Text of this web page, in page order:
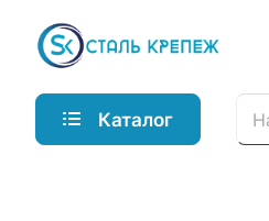
Каталог